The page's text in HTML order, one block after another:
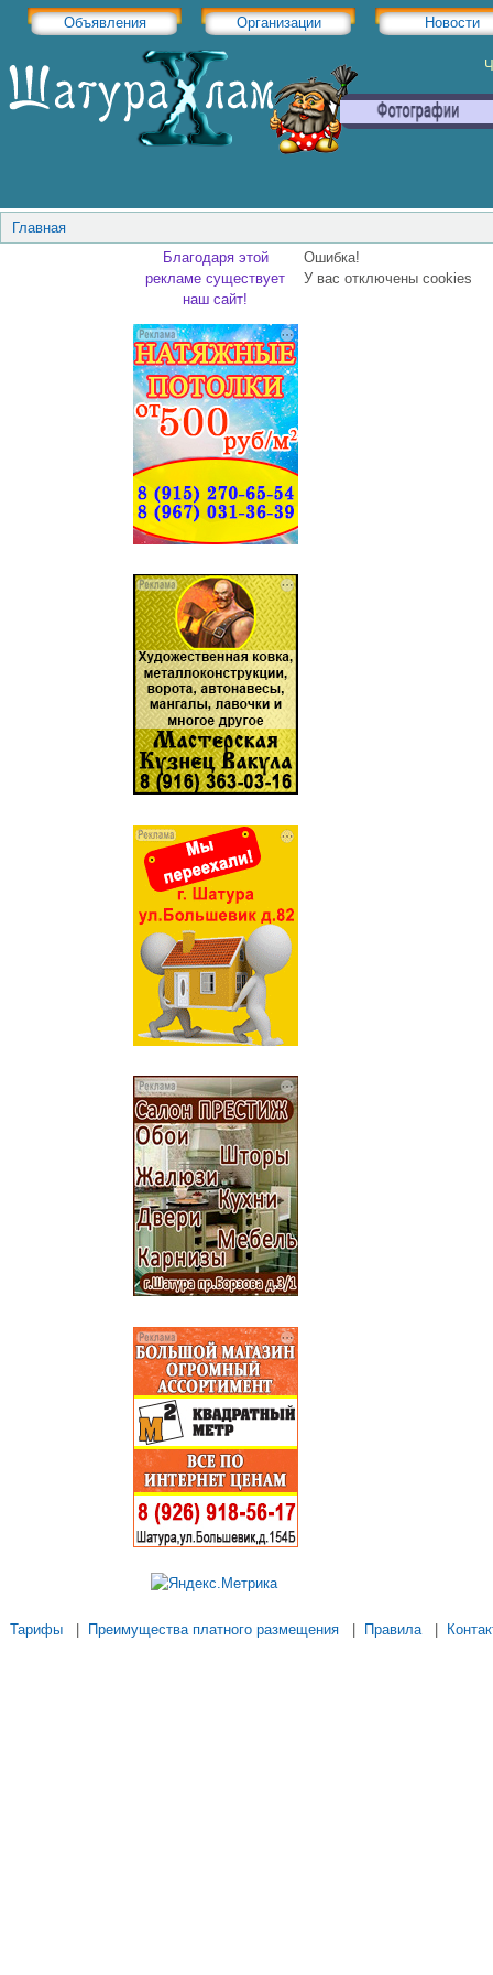
Объявления Организации Новости
Главная
Благодаря этой
рекламе существует
наш сайт!
Ошибка!
У вас отключены cookies
Тарифы| Преимущества платного размещения| Правила|